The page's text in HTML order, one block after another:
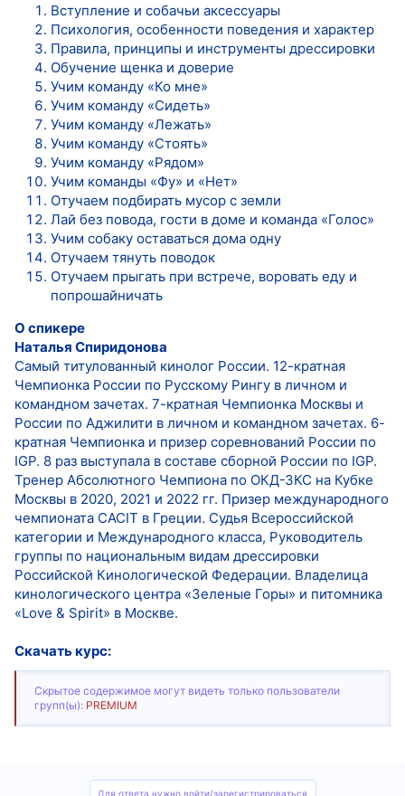
Вступление и собачьи аксессуары
Психология, особенности поведения и характер
Правила, принципы и инструменты дрессировки
Обучение щенка и доверие
Учим команду «Ко мне»
Учим команду «Сидеть»
Учим команду «Лежать»
Учим команду «Стоять»
Учим команду «Рядом»
Учим команды «Фу» и «Нет»
Отучаем подбирать мусор с земли
Лай без повода, гости в доме и команда «Голос»
Учим собаку оставаться дома одну
Отучаем тянуть поводок
Отучаем прыгать при встрече, воровать еду и
попрошайничать
О спикере
Наталья Спиридонова
Самый титулованный кинолог России. 12-кратная
Чемпионка России по Русскому Рингу в личном и
командном зачетах. 7-кратная Чемпионка Москвы и
России по Аджилити в личном и командном зачетах. 6-
кратная Чемпионка и призер соревнований России по
IGP. 8 раз выступала в составе сборной России по IGP.
Тренер Абсолютного Чемпиона по ОКД-ЗКС на Кубке
Москвы в 2020, 2021 и 2022 гг. Призер международного
чемпионата CACIT в Греции. Судья Всероссийской
категории и Международного класса, Руководитель
группы по национальным видам дрессировки
Российской Кинологической Федерации. Владелица
кинологического центра «Зеленые Горы» и питомника
«Love & Spirit» в Москве.
Скачать курс:
Скрытое содержимое могут видеть только пользователи
групп(ы): PREMIUM
Для ответа нужно войти/зарегистрироваться